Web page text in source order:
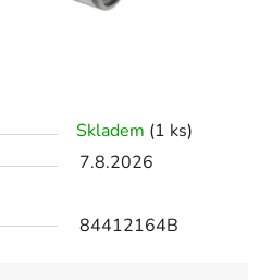
Skladem (1 ks)
7.8.2026
84412164B